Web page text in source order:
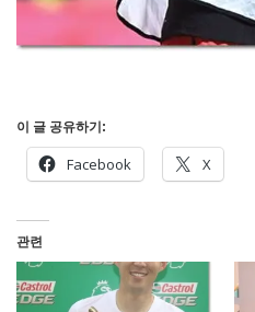
이 글 공유하기:
Facebook X
관련